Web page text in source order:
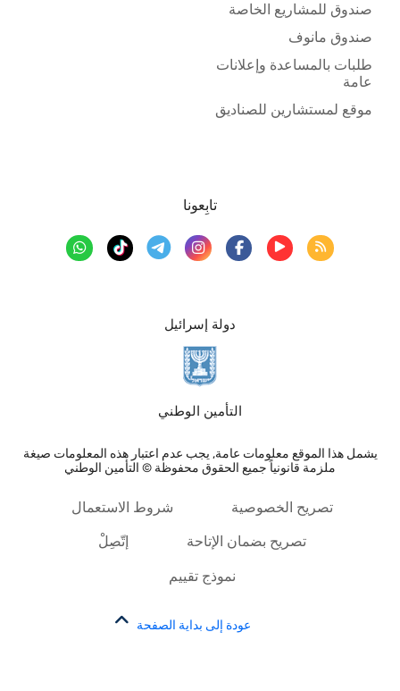
صندوق للمشاريع الخاصة
صندوق مانوف
طلبات بالمساعدة وإعلانات
عامة
موقع لمستشارين للصناديق
دولة إسرائيل
التأمين الوطني
يشمل هذا الموقع معلومات عامة, يجب عدم اعتبار هذه المعلومات صيغة
ملزمة قانونياً جميع الحقوق محفوظة © التأمين الوطني
تابِعونا
تصريح الخصوصية شروط الاستعمال
تصريح بضمان الإتاحة إتّصِلْ
نموذج تقييم
عودة إلى بداية الصفحة